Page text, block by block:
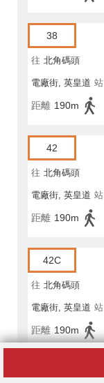
38
往 北角碼頭
電廠街, 英皇道 站
距離 190m
42
往 北角碼頭
電廠街, 英皇道 站
距離 190m
42C
往 北角碼頭
電廠街, 英皇道 站
距離 190m